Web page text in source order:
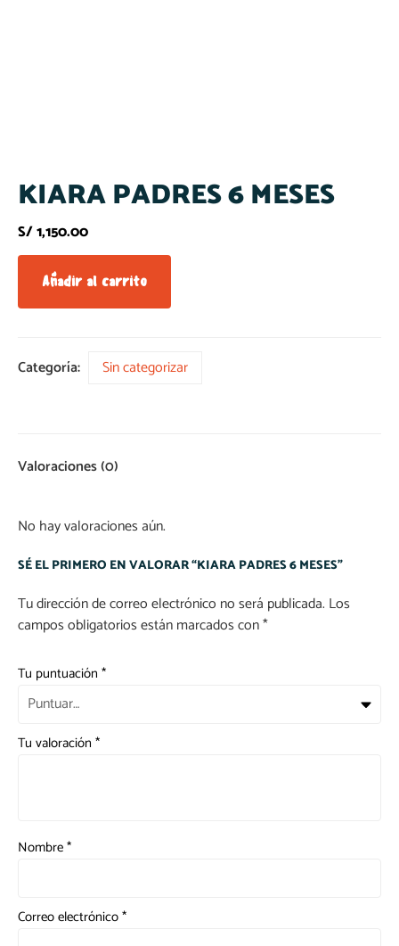
KIARA PADRES 6 MESES
S/1,150.00
Añadir al carrito
Categoría: Sin categorizar
Valoraciones (0)
No hay valoraciones aún.
SÉ EL PRIMERO EN VALORAR “KIARA PADRES 6 MESES”
Tu dirección de correo electrónico no será publicada. Los
campos obligatorios están marcados con*
Tu puntuación *
Tu valoración *
Nombre*
Correo electrónico*